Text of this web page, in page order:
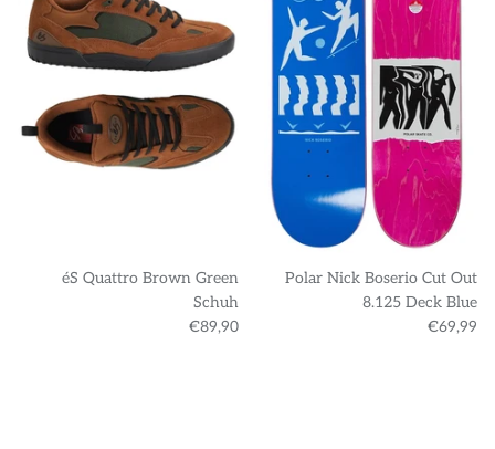
éS Quattro Brown Green
Schuh
€89,90
Polar Nick Boserio Cut Out
8.125 Deck Blue
€69,99